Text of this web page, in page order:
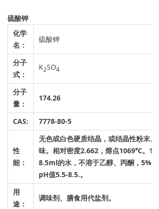
硫酸钾
化学
名：
硫酸钾
分子
式：
K2SO4
分子
量：
174.26
CAS: 7778-80-5
性
能：
无色或白色硬质结晶，或结晶性粉末。
味。相对密度2.662，熔点1069℃。1g
8.5ml的水，不溶于乙醇、丙酮，5%水
pH值5.5-8.5.。
用
途：
调味剂、膳食用代盐剂。